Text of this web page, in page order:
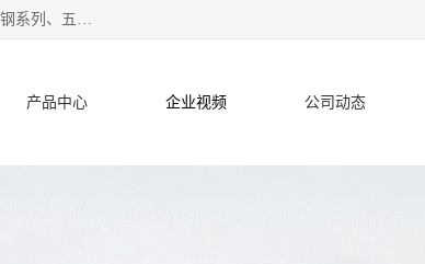
本公司坐落于中国广东省东莞市,长期批发供应铜合金，铝合金，锌合金，镁合金，私营独资企业，铜镍合金、不锈钢系列、五金冲压材料、进口金属材料、钨钢、高速钢、白钢刀、铝系列材料、铝镁合金、锰钢片等，启越是一家经国家相关部门批准注册的企业。公司以雄厚的实力、合理的厂家、优良的服务与多家企业建立了长期的合作关系。欢迎前来参观、考察、洽谈业务。 金属材料...,欢迎惠顾！
产品中心 企业视频 公司动态